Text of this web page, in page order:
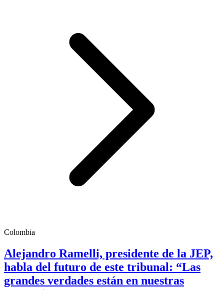
Colombia
Alejandro Ramelli, presidente de la JEP,
habla del futuro de este tribunal: “Las
grandes verdades están en nuestras